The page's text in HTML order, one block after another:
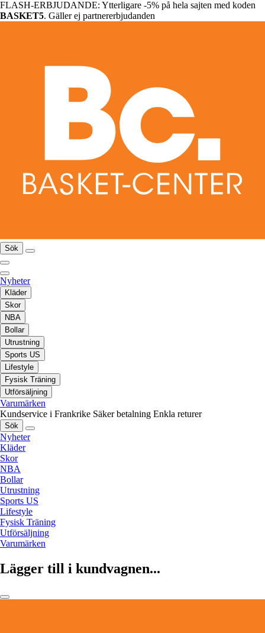
FLASH-ERBJUDANDE: Ytterligare -5% på hela sajten med koden
BASKET5. Gäller ej partnererbjudanden
Sök
Nyheter
Kläder
Skor
NBA
Bollar
Utrustning
Sports US
Lifestyle
Fysisk Träning
Utförsäljning
Varumärken
Kundservice i Frankrike Säker betalning Enkla returer
Sök
Nyheter
Kläder
Skor
NBA
Bollar
Utrustning
Sports US
Lifestyle
Fysisk Träning
Utförsäljning
Varumärken
Lägger till i kundvagnen...